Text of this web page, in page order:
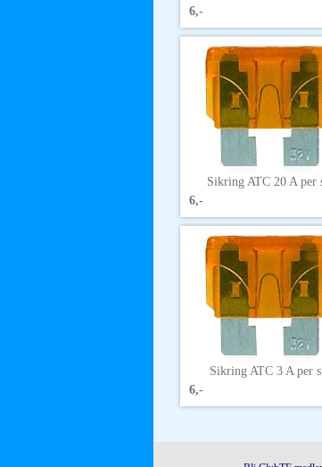
6,-
Sikring ATC 20 A per
6,-
Sikring ATC 3 A per
6,-